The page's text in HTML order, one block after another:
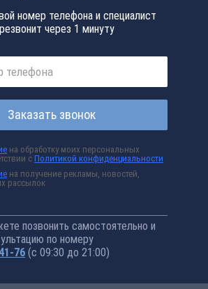
номер телефона и специалист
через 1 минуту
Заказать звонок
на обработку моих персональных
сПолитикой конфиденциальности
на получение рекламы, новостей,
рассылок
позвонить самостоятельно и
по номеру
76 (с 09:30 до 21:00)